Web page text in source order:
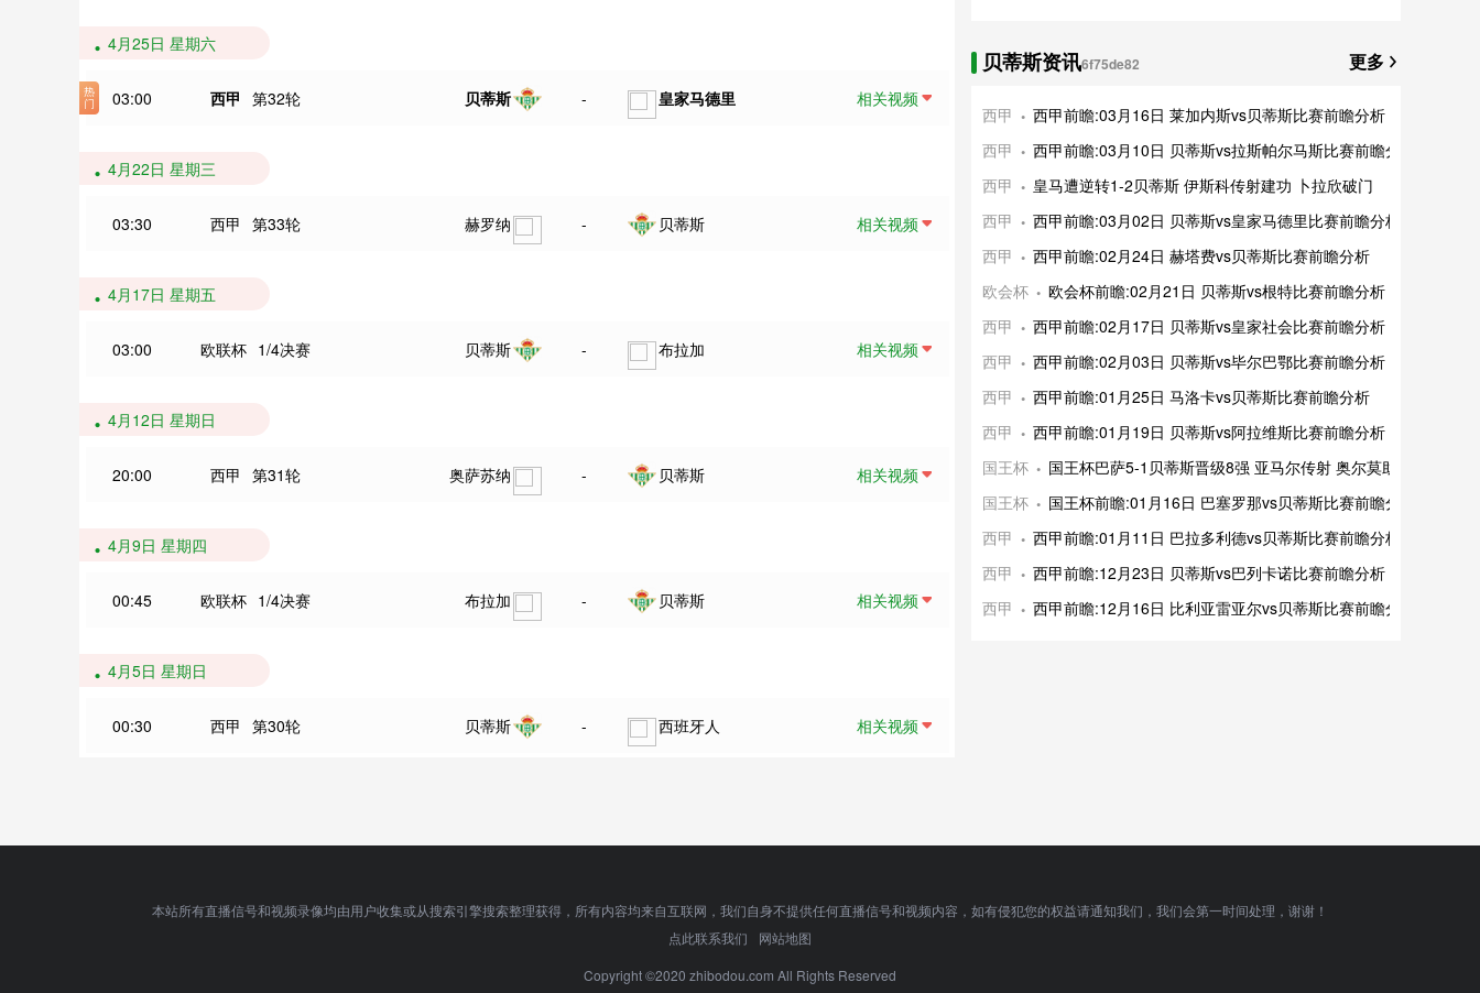
4月25日 星期六
03:00 西甲 第32轮 贝蒂斯 - 皇家马德里 相关视频
4月22日 星期三
03:30 西甲 第33轮 赫罗纳 - 贝蒂斯 相关视频
4月17日 星期五
03:00 欧联杯 1/4决赛 贝蒂斯 - 布拉加 相关视频
4月12日 星期日
20:00 西甲 第31轮 奥萨苏纳 - 贝蒂斯 相关视频
4月9日 星期四
00:45 欧联杯 1/4决赛 布拉加 - 贝蒂斯 相关视频
4月5日 星期日
00:30 西甲 第30轮 贝蒂斯 - 西班牙人 相关视频
贝蒂斯资讯 更多
6f75de82
西甲
西甲前瞻:03月16日 莱加内斯vs贝蒂斯比赛前瞻分析
西甲
西甲前瞻:03月10日 贝蒂斯vs拉斯帕尔马斯比赛前瞻分析
西甲
皇马遭逆转1-2贝蒂斯 伊斯科传射建功 卜拉欣破门
西甲
西甲前瞻:03月02日 贝蒂斯vs皇家马德里比赛前瞻分析
西甲
西甲前瞻:02月24日 赫塔费vs贝蒂斯比赛前瞻分析
欧会杯
欧会杯前瞻:02月21日 贝蒂斯vs根特比赛前瞻分析
西甲
西甲前瞻:02月17日 贝蒂斯vs皇家社会比赛前瞻分析
西甲
西甲前瞻:02月03日 贝蒂斯vs毕尔巴鄂比赛前瞻分析
西甲
西甲前瞻:01月25日 马洛卡vs贝蒂斯比赛前瞻分析
西甲
西甲前瞻:01月19日 贝蒂斯vs阿拉维斯比赛前瞻分析
国王杯
国王杯巴萨5-1贝蒂斯晋级8强 亚马尔传射 奥尔莫助攻双响
国王杯
国王杯前瞻:01月16日 巴塞罗那vs贝蒂斯比赛前瞻分析
西甲
西甲前瞻:01月11日 巴拉多利德vs贝蒂斯比赛前瞻分析
西甲
西甲前瞻:12月23日 贝蒂斯vs巴列卡诺比赛前瞻分析
西甲
西甲前瞻:12月16日 比利亚雷亚尔vs贝蒂斯比赛前瞻分析
本站所有直播信号和视频录像均由用户收集或从搜索引擎搜索整理获得，所有内容均来自互联网，我们自身不提供任何直播信号和视频内容，如有侵犯您的权益请通知我们，我们会第一时间处理，谢谢！
点此联系我们
网站地图
Copyright ©2020 zhibodou.com All Rights Reserved